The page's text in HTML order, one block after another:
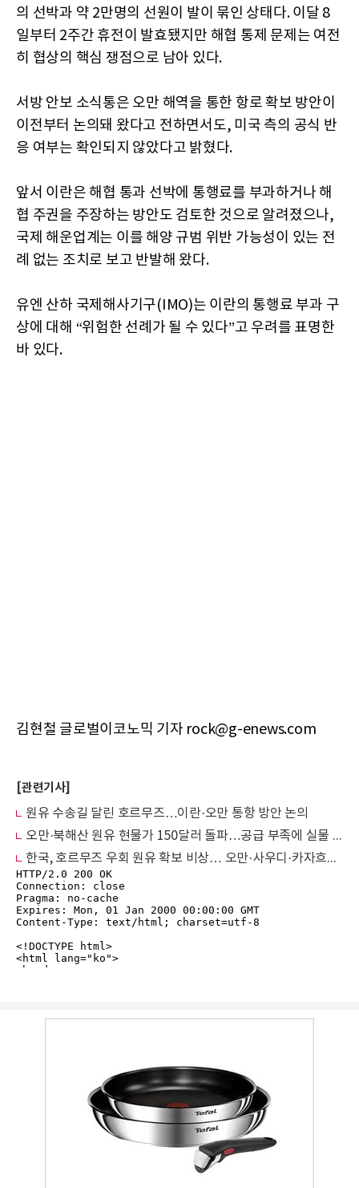
의 선박과 약 2만명의 선원이 발이 묶인 상태다. 이달 8
일부터 2주간 휴전이 발효됐지만 해협 통제 문제는 여전
히 협상의 핵심 쟁점으로 남아 있다.
서방 안보 소식통은 오만 해역을 통한 항로 확보 방안이
이전부터 논의돼 왔다고 전하면서도, 미국 측의 공식 반
응 여부는 확인되지 않았다고 밝혔다.
앞서 이란은 해협 통과 선박에 통행료를 부과하거나 해
협 주권을 주장하는 방안도 검토한 것으로 알려졌으나,
국제 해운업계는 이를 해양 규범 위반 가능성이 있는 전
례 없는 조치로 보고 반발해 왔다.
유엔 산하 국제해사기구(IMO)는 이란의 통행료 부과 구
상에 대해 “위험한 선례가 될 수 있다”고 우려를 표명한
바 있다.
김현철 글로벌이코노믹 기자 rock@g-enews.com
[관련기사]
원유 수송길 달린 호르무즈…이란·오만 통항 방안 논의
오만·북해산 원유 현물가 150달러 돌파…공급 부족에 실물 시장 ‘비상’
한국, 호르무즈 우회 원유 확보 비상… 오만·사우디·카자흐와 긴급 공급선 재편